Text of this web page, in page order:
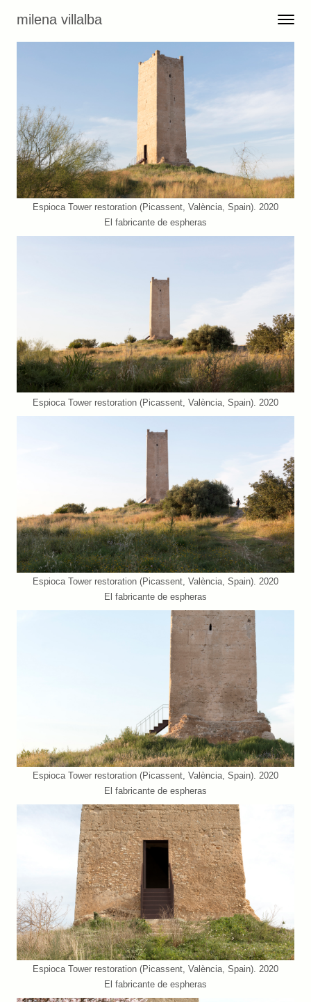
milena villalba Toggle
Menu
Espioca Tower restoration (Picassent, València, Spain). 2020
El fabricante de espheras
Espioca Tower restoration (Picassent, València, Spain). 2020
Espioca Tower restoration (Picassent, València, Spain). 2020
El fabricante de espheras
Espioca Tower restoration (Picassent, València, Spain). 2020
El fabricante de espheras
Espioca Tower restoration (Picassent, València, Spain). 2020
El fabricante de espheras